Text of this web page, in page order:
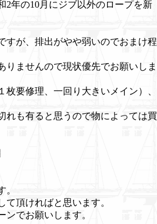
2年の10月にジブ以外のロープを新
すが、排出がやや弱いのでおまけ程
りませんので現状優先でお願いしま
枚要修理、一回り大きいメイン）、
れも有ると思うので物によっては買
。
頂ければと思います。
ンでお願いします。